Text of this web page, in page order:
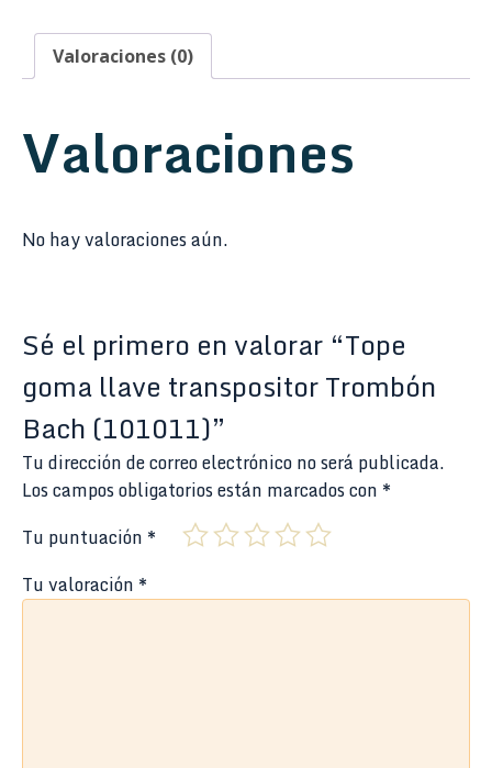
Valoraciones (0)
Valoraciones
No hay valoraciones aún.
Sé el primero en valorar “Tope
goma llave transpositor Trombón
Bach (101011)”
Tu dirección de correo electrónico no será publicada.
Los campos obligatorios están marcados con *
Tu puntuación *
Tu valoración *